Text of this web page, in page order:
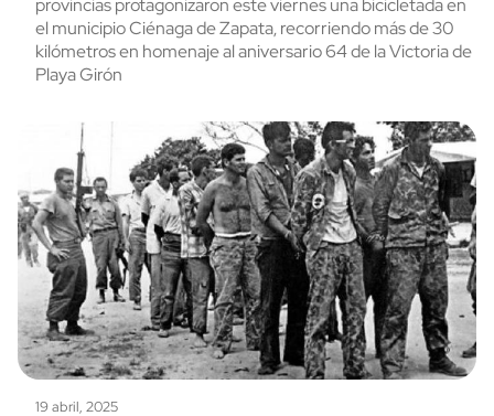
provincias protagonizaron este viernes una bicicletada en
el municipio Ciénaga de Zapata, recorriendo más de 30
kilómetros en homenaje al aniversario 64 de la Victoria de
Playa Girón
19 abril, 2025